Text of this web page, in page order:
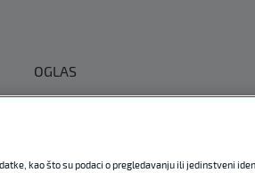
OGLAS
kao što su podaci o pregledavanju ili jedinstveni